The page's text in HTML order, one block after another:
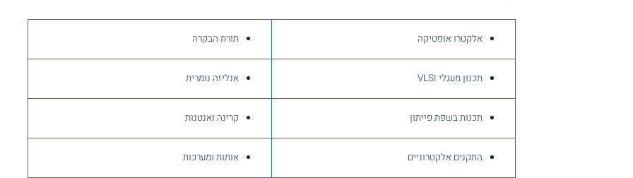
אלקטרו אופטיקה תורת הבקרה
תכנון מעגלי VLSI אנליזה נומרית
תכנות בשפת פייתון קרינה ואנטנות
התקנים אלקטרוניים אותות ומערכות